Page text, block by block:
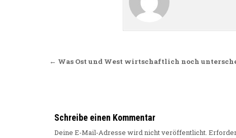
Beitragsnavigation
← Was Ost und West wirtschaftlich noch
Schreibe einen Kommentar
Deine E-Mail-Adresse wird nicht veröffentlicht.